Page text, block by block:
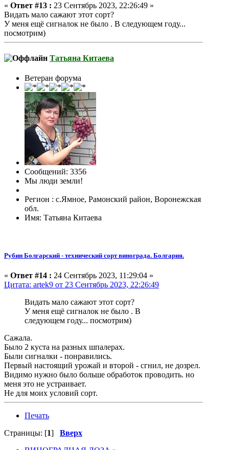
« Ответ #13 : 23 Сентябрь 2023, 22:26:49 »
Видать мало сажают этот сорт?
У меня ещё сигналок не было . В следующем году...
посмотрим)
Татьяна Китаева
Ветеран форума
Сообщений: 3356
Мы люди земли!
Регион : с.Ямное, Рамонский район, Воронежская
обл.
Имя: Татьяна Китаева
Рубин Болгарский - технический сорт винограда. Болгария.
« Ответ #14 : 24 Сентябрь 2023, 11:29:04 »
Цитата: artek9 от 23 Сентябрь 2023, 22:26:49
Видать мало сажают этот сорт?
У меня ещё сигналок не было . В
следующем году... посмотрим)
Сажала.
Было 2 куста на разных шпалерах.
Были сигналки - понравились.
Первый настоящий урожай и второй - сгнил, не дозрел.
Видимо нужно было больше обработок проводить. но
меня это не устраивает.
Не для моих условий сорт.
Печать
Страницы: [1] Вверх